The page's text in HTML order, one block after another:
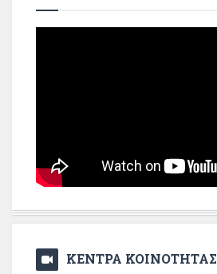
ΚΕΝΤΡΑ ΚΟΙΝΟΤΗΤΑΣ